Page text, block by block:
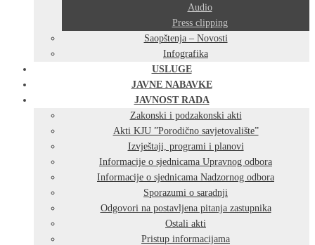
Audio
Press clipping
Saopštenja – Novosti
Infografika
USLUGE
JAVNE NABAVKE
JAVNOST RADA
Zakonski i podzakonski akti
Akti KJU ”Porodično savjetovalište”
Izvještaji, programi i planovi
Informacije o sjednicama Upravnog odbora
Informacije o sjednicama Nadzornog odbora
Sporazumi o saradnji
Odgovori na postavljena pitanja zastupnika
Ostali akti
Pristup informacijama